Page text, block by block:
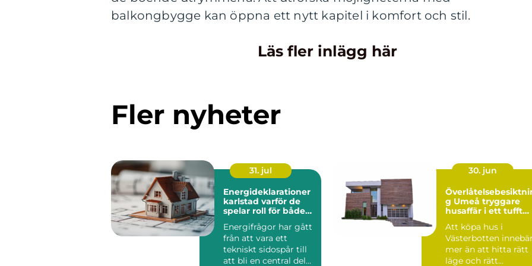
balkongbygge kan öppna ett nytt kapitel i komfort och stil.
Läs fler inlägg här
Fler nyheter
31. jul
Energideklarationer
karlstad varför de
spelar roll för både
Energifrågor har gått
från att vara ett
tekniskt sidospår till
att bli en central del
30. jun
g Umeå tryggare
husaffär i ett tufft
Att köpa hus i
Västerbotten
mer än att hitta rätt
läge och rätt